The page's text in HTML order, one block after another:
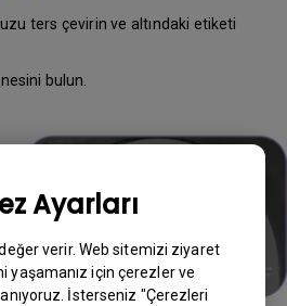
Ayarları
verir. Web sitemizi ziyaret
yaşamanız için çerezler ve
İsterseniz "Çerezleri
ters çevirin ve altındaki etiketi
bulun.